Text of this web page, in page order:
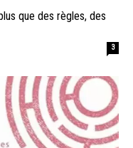
que des règles, des
3